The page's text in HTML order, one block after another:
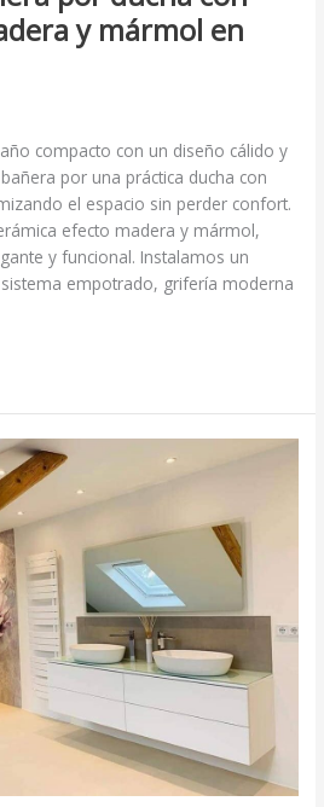
y mármol en
compacto con un diseño cálido y
por una práctica ducha con
el espacio sin perder confort.
efecto madera y mármol,
y funcional. Instalamos un
empotrado, grifería moderna